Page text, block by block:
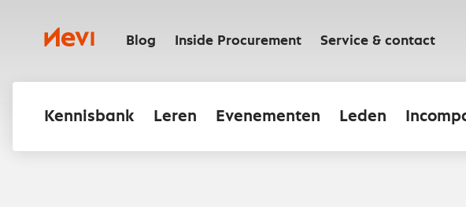
inhoudNevi Blog Inside Procurement Service & contact
Kennisbank Leren Evenementen Leden